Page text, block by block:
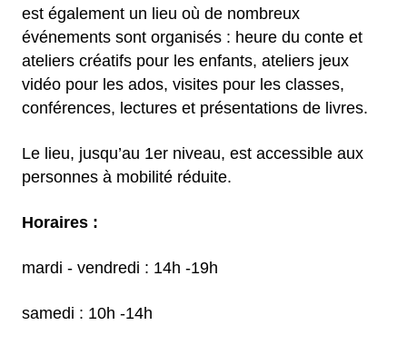
est également un lieu où de nombreux
événements sont organisés : heure du conte et
ateliers créatifs pour les enfants, ateliers jeux
vidéo pour les ados, visites pour les classes,
conférences, lectures et présentations de livres.
Le lieu, jusqu’au 1er niveau, est accessible aux
personnes à mobilité réduite.
Horaires :
mardi - vendredi : 14h -19h
samedi : 10h -14h